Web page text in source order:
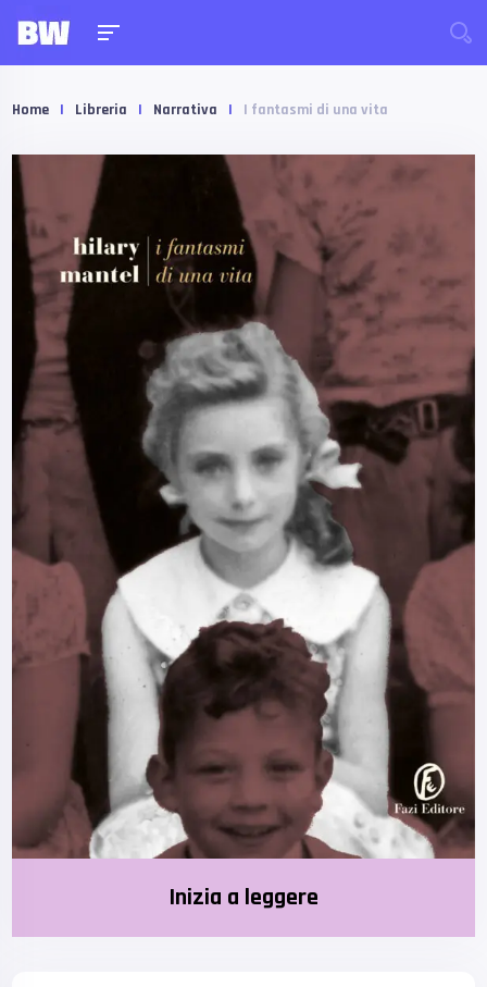
Home | Libreria | Narrativa | I fantasmi di una vita
Inizia a leggere